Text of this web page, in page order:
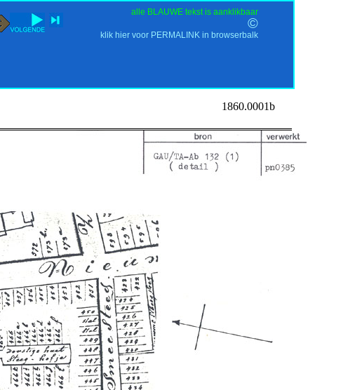
alle BLAUWE tekst is aanklikbaar
klik hier voor PERMALINK in browserbalk
©
1860.0001b